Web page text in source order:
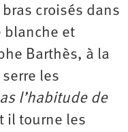
croisés dans
blanche et
Barthès, à la
les
l’habitude de
il tourne les